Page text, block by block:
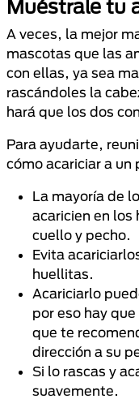
Muéstrale tu
A veces, la mejor
mascotas que las
con ellas, ya sea
rascándoles la
hará que los dos
Para ayudarte,
cómo acariciar a un
La mayoría de
acaricien en los
cuello y pecho.
Evita
huellitas.
Acariciarlo
por eso hay
que te
dirección a su
Si lo rascas y
suavemente.